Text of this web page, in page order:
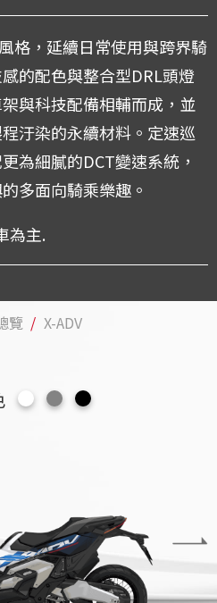
格，延續日常使用與跨界騎
的配色與整合型DRL頭燈
與科技配備相輔而成，並
汙染的永續材料。定速巡
為細膩的DCT變速系統，
多面向騎乘樂趣。
為主.
覽 X-ADV